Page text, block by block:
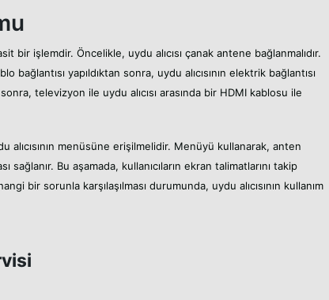
bir işlemdir. Öncelikle, uydu alıcısı çanak antene bağlanmalıdır.
yapıldıktan sonra, uydu alıcısının elektrik bağlantısı
sonra, televizyon ile uydu alıcısı arasında bir HDMI kablosu ile
alıcısının menüsüne erişilmelidir. Menüyü kullanarak, anten
sağlanır. Bu aşamada, kullanıcıların ekran talimatlarını takip
bir sorunla karşılaşılması durumunda, uydu alıcısının kullanım